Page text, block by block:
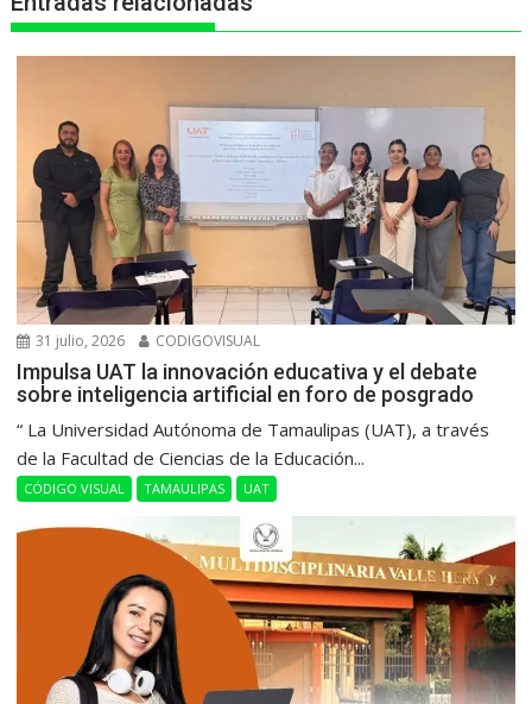
31 julio, 2026 CODIGOVISUAL
Impulsa UAT la innovación educativa y el debate
sobre inteligencia artificial en foro de posgrado
“ La Universidad Autónoma de Tamaulipas (UAT), a través
de la Facultad de Ciencias de la Educación...
CÓDIGO VISUAL TAMAULIPAS UAT